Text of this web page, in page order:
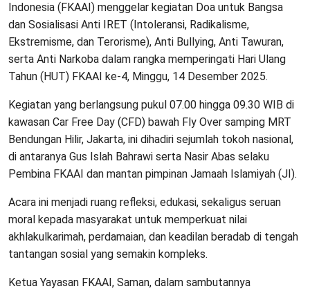
Indonesia (FKAAI) menggelar kegiatan Doa untuk Bangsa
dan Sosialisasi Anti IRET (Intoleransi, Radikalisme,
Ekstremisme, dan Terorisme), Anti Bullying, Anti Tawuran,
serta Anti Narkoba dalam rangka memperingati Hari Ulang
Tahun (HUT) FKAAI ke-4, Minggu, 14 Desember 2025.
Kegiatan yang berlangsung pukul 07.00 hingga 09.30 WIB di
kawasan Car Free Day (CFD) bawah Fly Over samping MRT
Bendungan Hilir, Jakarta, ini dihadiri sejumlah tokoh nasional,
di antaranya Gus Islah Bahrawi serta Nasir Abas selaku
Pembina FKAAI dan mantan pimpinan Jamaah Islamiyah (JI).
Acara ini menjadi ruang refleksi, edukasi, sekaligus seruan
moral kepada masyarakat untuk memperkuat nilai
akhlakulkarimah, perdamaian, dan keadilan beradab di tengah
tantangan sosial yang semakin kompleks.
Ketua Yayasan FKAAI, Saman, dalam sambutannya